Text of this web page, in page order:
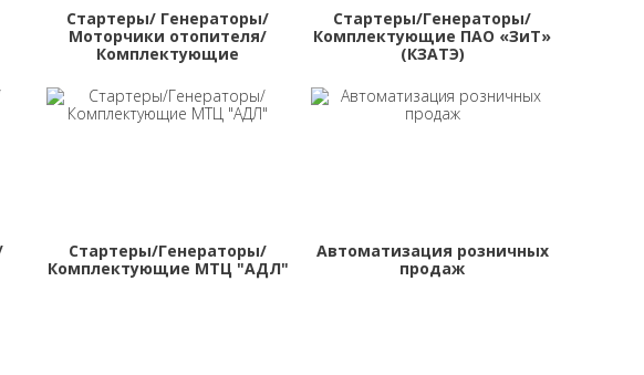
Стартеры/ Генераторы/
Моторчики отопителя/
Комплектующие
Стартеры/Генераторы/
Комплектующие ПАО «ЗиТ»
(КЗАТЭ)
Стартеры/Генераторы/
Комплектующие МТЦ "АДЛ"
Автоматизация розничных
продаж